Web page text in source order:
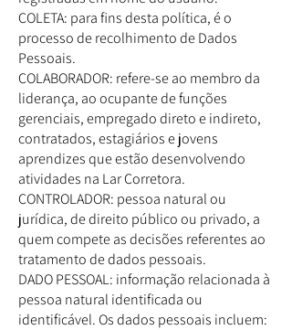
COLETA: para fins desta política, é o
processo de recolhimento de Dados
Pessoais.
COLABORADOR: refere-se ao membro da
liderança, ao ocupante de funções
gerenciais, empregado direto e indireto,
contratados, estagiários e jovens
aprendizes que estão desenvolvendo
atividades na Lar Corretora.
CONTROLADOR: pessoa natural ou
jurídica, de direito público ou privado, a
quem compete as decisões referentes ao
tratamento de dados pessoais.
DADO PESSOAL: informação relacionada à
pessoa natural identificada ou
identificável. Os dados pessoais incluem: